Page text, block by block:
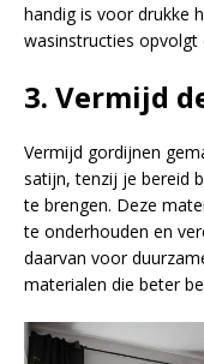
handig is voor drukke
wasinstructies
3. Vermijd
Vermijd gordijnen
satijn, tenzij je bereid
te brengen. Deze
te onderhouden en
daarvan voor
materialen die beter